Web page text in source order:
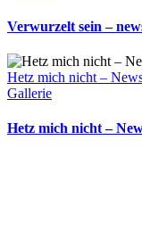
Verwurzelt sein –
Hetz mich nicht –
Gallerie
Hetz mich nicht –